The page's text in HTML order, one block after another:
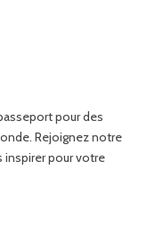
pour des
Rejoignez notre
inspirer pour votre